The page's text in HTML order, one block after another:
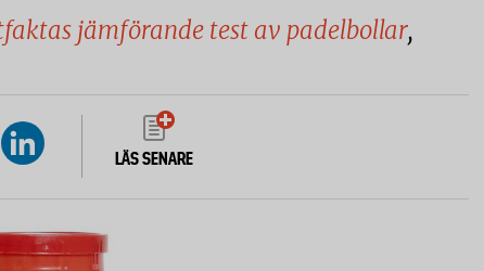
jämförande test av padelbollar,
LÄS SENARE